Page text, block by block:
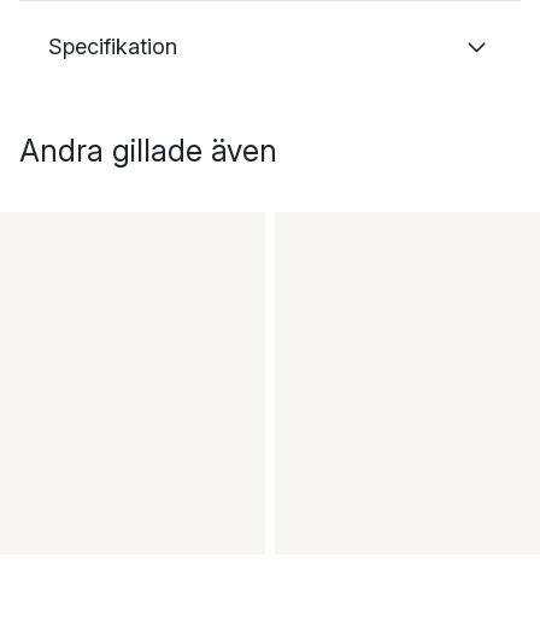
Specifikation
Andra gillade även